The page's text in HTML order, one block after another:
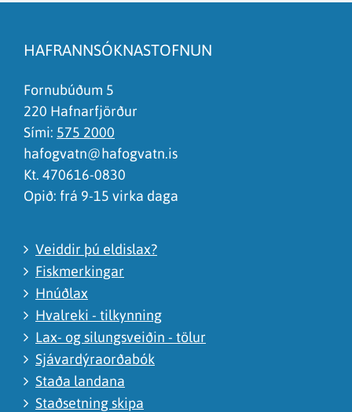
Það er of mikið efni á síðunni
Ég skil ekki efnið, finnst það of flókið
HAFRANNSÓKNASTOFNUN
Fornubúðum 5
220 Hafnarfjörður
Sími: 575 2000
hafogvatn@hafogvatn.is
Kt. 470616-0830
Opið: frá 9-15 virka daga
Veiddir þú eldislax?
Fiskmerkingar
Hnúðlax
Hvalreki - tilkynning
Lax- og silungsveiðin - tölur
Sjávardýraorðabók
Staða landana
Staðsetning skipa